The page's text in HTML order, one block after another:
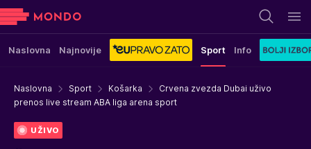
Naslovna Najnovije Sport Info
Naslovna Sport Košarka
Crvena zvezda Dubai uživo
prenos live stream ABA liga arena sport
UŽIVO